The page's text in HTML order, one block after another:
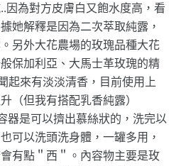
因為對方皮膚白又飽水度高，看
她解釋是因為二次萃取純露，
另外大花農場的玫瑰品種大花
保加利亞、大馬士革玫瑰的精
起來有淡淡清香，目前使用上
（但我有搭配乳香純露）
是可以擠出慕絲狀的，洗完以
可以洗頭洗身體，一罐多用，
有點＂西＂。內容物主要是玫